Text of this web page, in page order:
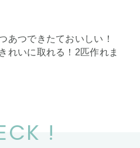
あつできたておいしい！
れいに取れる！2匹作れま
!